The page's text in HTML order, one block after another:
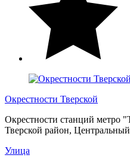
Окрестности Тверской
Окрестности станций метро
Тверской район,
Улица